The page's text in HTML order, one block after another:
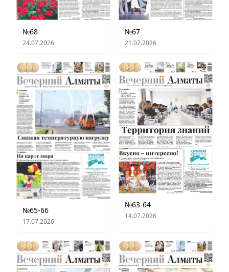
№68
24.07.2026
№67
21.07.2026
№65-66
17.07.2026
№63-64
14.07.2026